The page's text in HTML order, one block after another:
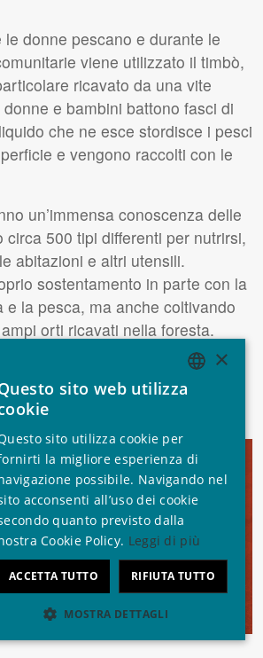
donne pescano e durante le
viene utilizzato il timbò,
ricavato da una vite
e bambini battono fasci di
che ne esce stordisce i pesci
e vengono raccolti con le
un’immensa conoscenza delle
circa 500 tipi differenti per nutrirsi,
abitazioni e altri utensili.
sostentamento in parte con la
e la pesca, ma anche coltivando
orti ricavati nella foresta.
non è molto fertile, ogni
abbandonano il vecchio
nuovo.
per gli
Intervieni
ENGLISH
SPANISH
FRENCH
ITALIAN
PORTUGUESE
×
sito web utilizza
sito utilizza cookie per
la migliore esperienza di
possibile. Navigando nel
acconsenti all’uso dei cookie
quanto previsto dalla
Cookie Policy. Leggi di più
ACCETTA TUTTO RIFIUTA TUTTO
MOSTRA DETTAGLI